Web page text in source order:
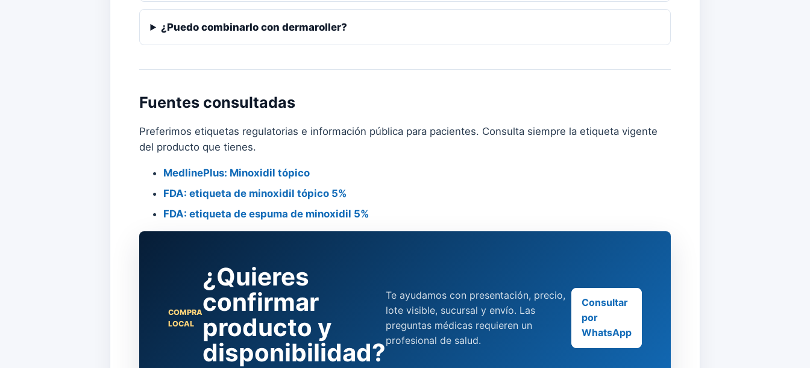
¿Puedo combinarlo con dermaroller?
Fuentes consultadas
Preferimos etiquetas regulatorias e información pública para pacientes. Consulta siempre la etiqueta vigente
del producto que tienes.
MedlinePlus: Minoxidil tópico
FDA: etiqueta de minoxidil tópico 5%
FDA: etiqueta de espuma de minoxidil 5%
COMPRA
LOCAL
¿Quieres
confirmar
producto y
disponibilidad?
Te ayudamos con presentación, precio,
lote visible, sucursal y envío. Las
preguntas médicas requieren un
profesional de salud.
Consultar
por
WhatsApp